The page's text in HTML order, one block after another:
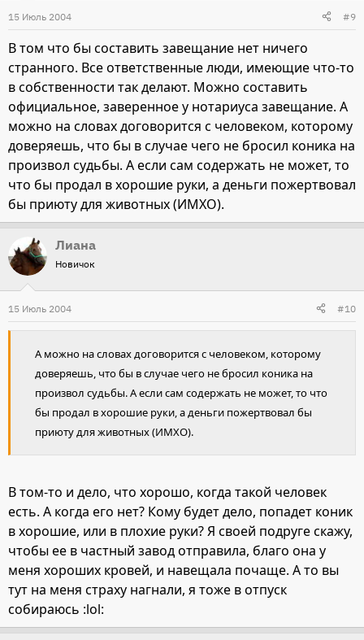
15 Июль 2004 #9
В том что бы составить завещание нет ничего
странного. Все ответственные люди, имеющие что-то
в собственности так делают. Можно составить
официальное, заверенное у нотариуса завещание. А
можно на словах договорится с человеком, которому
доверяешь, что бы в случае чего не бросил коника на
произвол судьбы. А если сам содержать не может, то
что бы продал в хорошие руки, а деньги пожертвовал
бы приюту для животных (ИМХО).
Лиана
Новичок
15 Июль 2004 #10
А можно на словах договорится с человеком, которому
доверяешь, что бы в случае чего не бросил коника на
произвол судьбы. А если сам содержать не может, то что
бы продал в хорошие руки, а деньги пожертвовал бы
приюту для животных (ИМХО).
В том-то и дело, что хорошо, когда такой человек
есть. А когда его нет? Кому будет дело, попадет коник
в хорошие, или в плохие руки? Я своей подруге скажу,
чтобы ее в частный завод отправила, благо она у
меня хороших кровей, и навещала почаще. А то вы
тут на меня страху нагнали, я тоже в отпуск
собираюсь :lol: